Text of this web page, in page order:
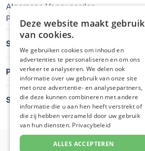
Algemene Voorwaarden
Privacy Policy
Soorten hoesjes
Producten
Service
Deze website maakt gebruik
van cookies.
We gebruiken cookies om inhoud en
advertenties te personaliseren en om ons
verkeer te analyseren. We delen ook
informatie over uw gebruik van onze site
met onze advertentie- en analysepartners,
die deze kunnen combineren met andere
informatie die u aan hen heeft verstrekt of
die zij hebben verzameld door uw gebruik
van hun diensten. Privacybeleid
ALLES ACCEPTEREN